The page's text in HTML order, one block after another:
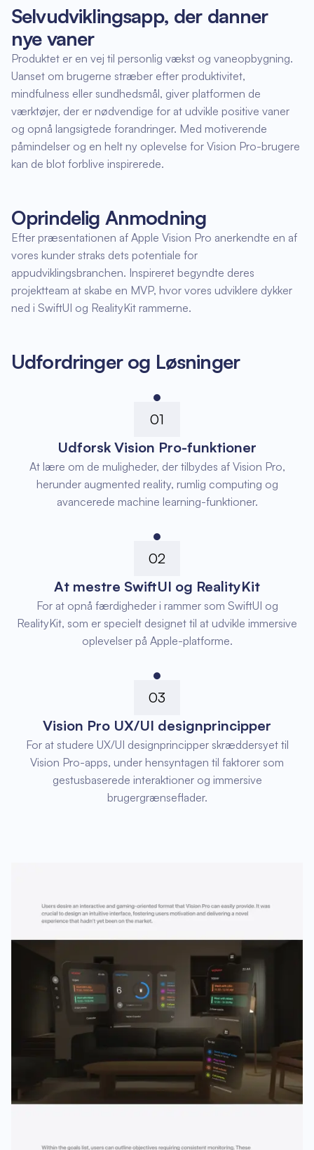
Selvudviklingsapp, der danner
nye vaner
Produktet er en vej til personlig vækst og vaneopbygning.
Uanset om brugerne stræber efter produktivitet,
mindfulness eller sundhedsmål, giver platformen de
værktøjer, der er nødvendige for at udvikle positive vaner
og opnå langsigtede forandringer. Med motiverende
påmindelser og en helt ny oplevelse for Vision Pro-brugere
kan de blot forblive inspirerede.
Oprindelig Anmodning
Efter præsentationen af Apple Vision Pro anerkendte en af
vores kunder straks dets potentiale for
appudviklingsbranchen. Inspireret begyndte deres
projektteam at skabe en MVP, hvor vores udviklere dykker
ned i SwiftUI og RealityKit rammerne.
Udfordringer og Løsninger
01
Udforsk Vision Pro-funktioner
At lære om de muligheder, der tilbydes af Vision Pro,
herunder augmented reality, rumlig computing og
avancerede machine learning-funktioner.
02
At mestre SwiftUI og RealityKit
For at opnå færdigheder i rammer som SwiftUI og
RealityKit, som er specielt designet til at udvikle immersive
oplevelser på Apple-platforme.
03
Vision Pro UX/UI designprincipper
For at studere UX/UI designprincipper skræddersyet til
Vision Pro-apps, under hensyntagen til faktorer som
gestusbaserede interaktioner og immersive
brugergrænseflader.